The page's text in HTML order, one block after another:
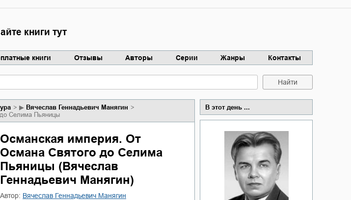
книги тут
книги Отзывы Авторы Серии Жанры Контакты
Найти
▶ Вячеслав Геннадьевич Манягин
Селима Пьяницы
Османская империя. От
Османа Святого до Селима
Пьяницы (Вячеслав
Геннадьевич Манягин)
Автор:
Вячеслав Геннадьевич Манягин
В этот день ...